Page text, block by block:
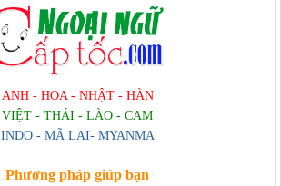
ANH - HOA - NHẬT - HÀN
VIỆT - THÁI - LÀO - CAM
INDO - MÃ LAI- MYANMA
Phương pháp giúp bạn